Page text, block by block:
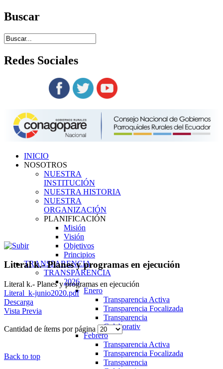
Buscar
Redes Sociales
INICIO
NOSOTROS
NUESTRA
INSTITUCIÓN
NUESTRA HISTORIA
NUESTRA
ORGANIZACIÓN
PLANIFICACIÓN
Misión
Visión
Objetivos
Principios
TRANSPARENCIA
TRANSPARENCIA
2026
Enero
Transparencia Activa
Transparencia Focalizada
Transparencia
Colaborativ
Febrero
Transparencia Activa
Transparencia Focalizada
Transparencia
Literal k.- Planes y programas en ejecución
Literal k.- Planes y programas en ejecución
Literal_k-junio2020.pdf
Descarga
Vista Previa
Cantidad de ítems por página
Back to top